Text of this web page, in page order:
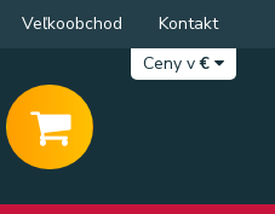
Veľkoobchod
Kontakt
Ceny v€